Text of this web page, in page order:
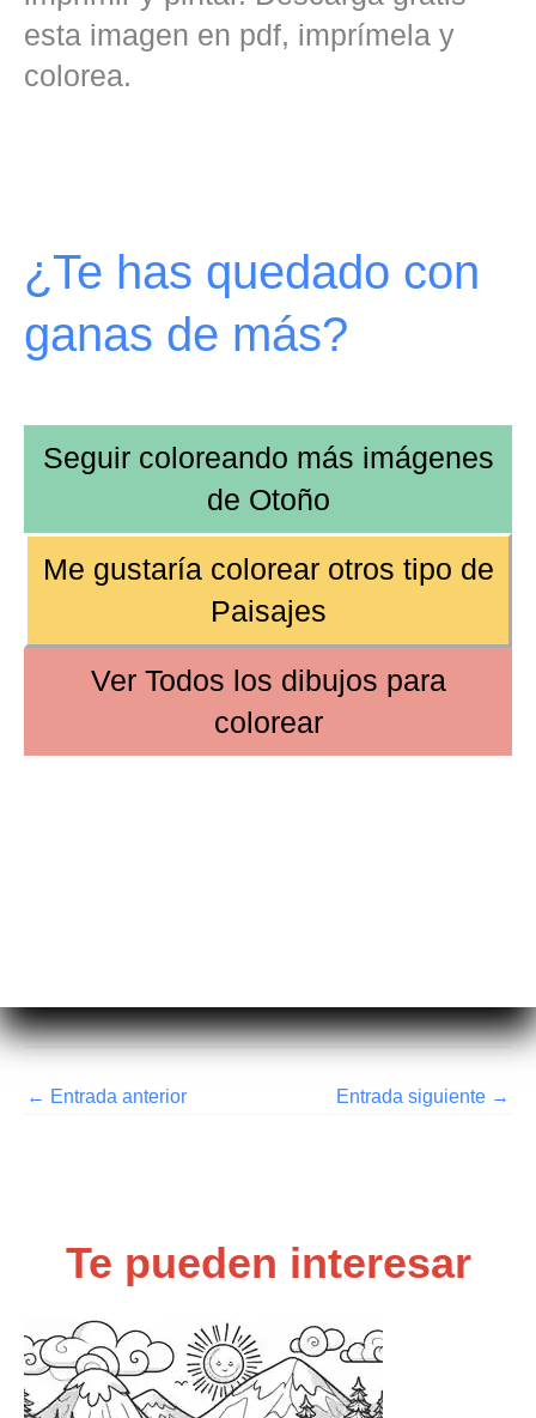
esta imagen en pdf, imprímela y
colorea.
¿Te has quedado con
ganas de más?
Seguir coloreando más imágenes
de Otoño
Me gustaría colorear otros tipo de
Paisajes
Ver Todos los dibujos para
colorear
← Entrada anterior Entrada siguiente →
Te pueden interesar